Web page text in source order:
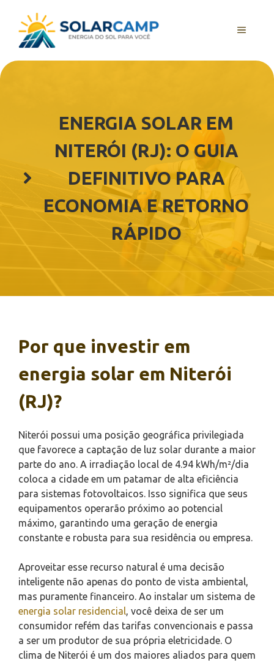
conteúdo
MENU
ENERGIA SOLAR EM
NITERÓI (RJ): O GUIA
DEFINITIVO PARA
ECONOMIA E RETORNO
RÁPIDO
Por que investir em
energia solar em Niterói
(RJ)?
Niterói possui uma posição geográfica privilegiada
que favorece a captação de luz solar durante a maior
parte do ano. A irradiação local de 4.94 kWh/m²/dia
coloca a cidade em um patamar de alta eficiência
para sistemas fotovoltaicos. Isso significa que seus
equipamentos operarão próximo ao potencial
máximo, garantindo uma geração de energia
constante e robusta para sua residência ou empresa.
Aproveitar esse recurso natural é uma decisão
inteligente não apenas do ponto de vista ambiental,
mas puramente financeiro. Ao instalar um sistema de
energia solar residencial
, você deixa de ser um
consumidor refém das tarifas convencionais e passa
a ser um produtor de sua própria eletricidade. O
clima de Niterói é um dos maiores aliados para quem